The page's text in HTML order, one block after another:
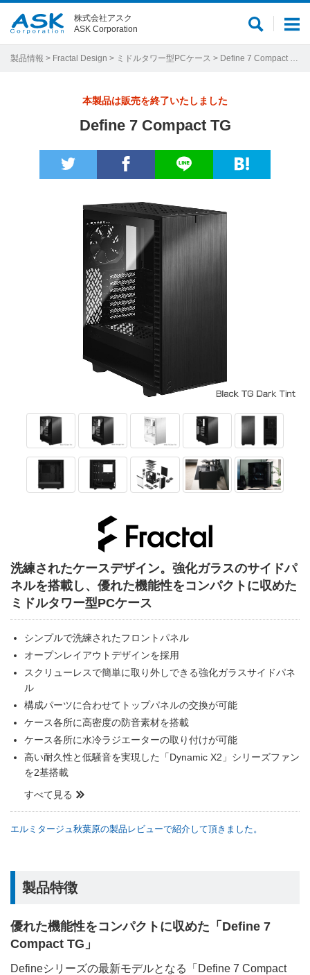
メ
ュ
サ
ト
株式会社アスク
ASK Corporation
製品情報 > Fractal Design > ミドルタワー型PCケース > Define 7 Compact TG
本製品は販売を終了いたしました
Define 7 Compact TG
洗練されたケースデザイン。強化ガラスのサイドパ
ネルを搭載し、優れた機能性をコンパクトに収めた
ミドルタワー型PCケース
シンプルで洗練されたフロントパネル
オープンレイアウトデザインを採用
スクリューレスで簡単に取り外しできる強化ガラスサイドパネ
ル
構成パーツに合わせてトップパネルの交換が可能
ケース各所に高密度の防音素材を搭載
ケース各所に水冷ラジエーターの取り付けが可能
高い耐久性と低騒音を実現した「Dynamic X2」シリーズファン
を2基搭載
すべて見る
エルミタージュ秋葉原の製品レビューで紹介して頂きました。
製品特徴
優れた機能性をコンパクトに収めた「Define 7
Compact TG」
Defineシリーズの最新モデルとなる「Define 7 Compact